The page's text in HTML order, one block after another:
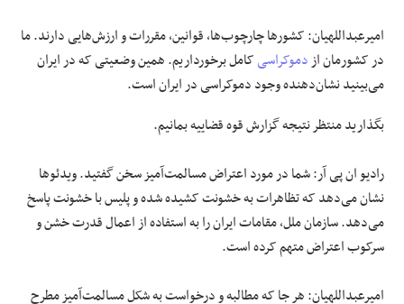
امیرعبداللهیان: کشورها چارچوب‌ها، قوانین، مقررات و ارزش‌هایی دارند. ما
در کشورمان ازدموکراسیکامل برخورداریم. همین وضعیتی که در ایران
می‌بینید نشان‌دهنده وجود دموکراسی در ایران است.
بگذارید منتظر نتیجه گزارش قوه قضاییه بمانیم.
رادیو ان پی آر: شما در مورد اعتراض مسالمت‌آمیز سخن گفتید. ویدئوها
نشان می‌دهد که تظاهرات به خشونت کشیده شده و پلیس با خشونت پاسخ
می‌دهد. سازمان ملل، مقامات ایران را به استفاده از اعمال قدرت خشن و
سرکوب اعتراض متهم کرده است.
امیرعبداللهیان: هر جا که مطالبه و درخواست به شکل مسالمت‌آمیز مطرح